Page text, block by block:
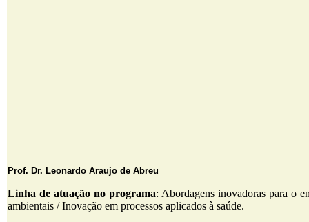
Prof. Dr. Leonardo Araujo de Abreu
Linha de atuação no programa: Abordagens inovadoras para o
ambientais / Inovação em processos aplicados à saúde.